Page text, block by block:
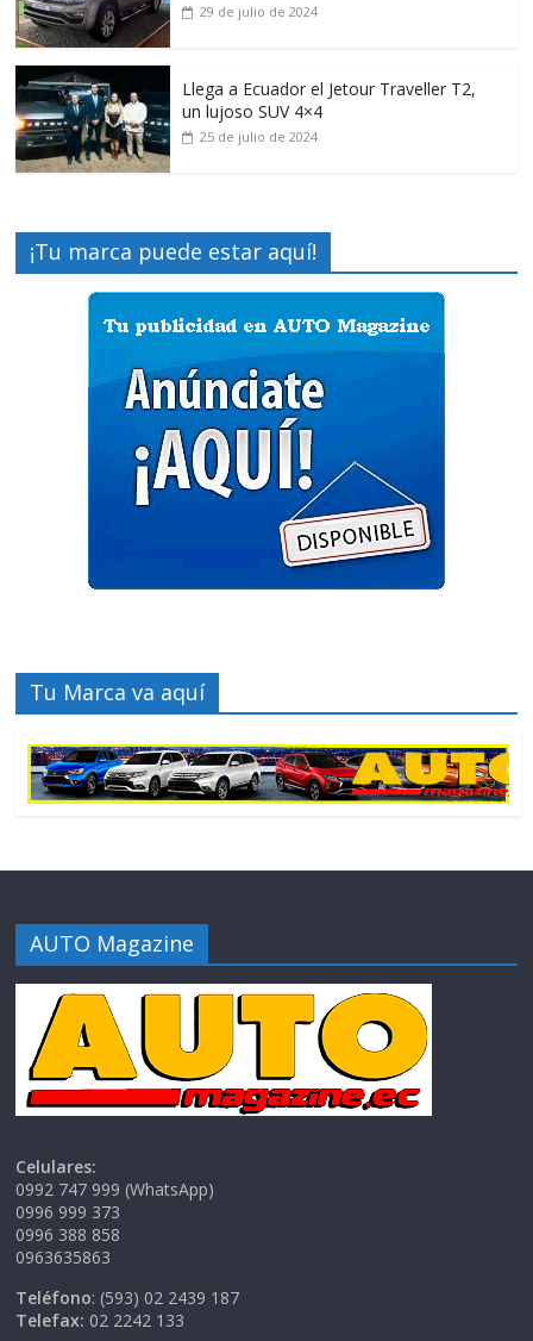
29 de julio de 2024
Llega a Ecuador el Jetour Traveller T2,
un lujoso SUV 4×4
25 de julio de 2024
¡Tu marca puede estar aquí!
Tu Marca va aquí
AUTO Magazine
Celulares:
0992 747 999 (WhatsApp)
0996 999 373
0996 388 858
0963635863
Teléfono: (593) 02 2439 187
Telefax: 02 2242 133